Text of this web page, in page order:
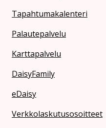
Tapahtumakalenteri
Palautepalvelu
Karttapalvelu
DaisyFamily
eDaisy
Verkkolaskutusosoitteet